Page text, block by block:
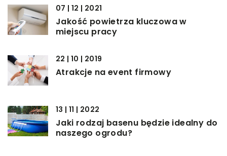
07 | 12 | 2021
Jakość powietrza kluczowa w
miejscu pracy
22 | 10 | 2019
Atrakcje na event firmowy
13 | 11 | 2022
Jaki rodzaj basenu będzie idealny do
naszego ogrodu?